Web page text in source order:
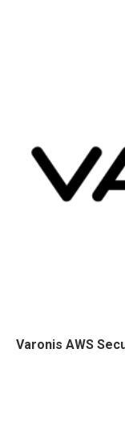
Varonis AWS